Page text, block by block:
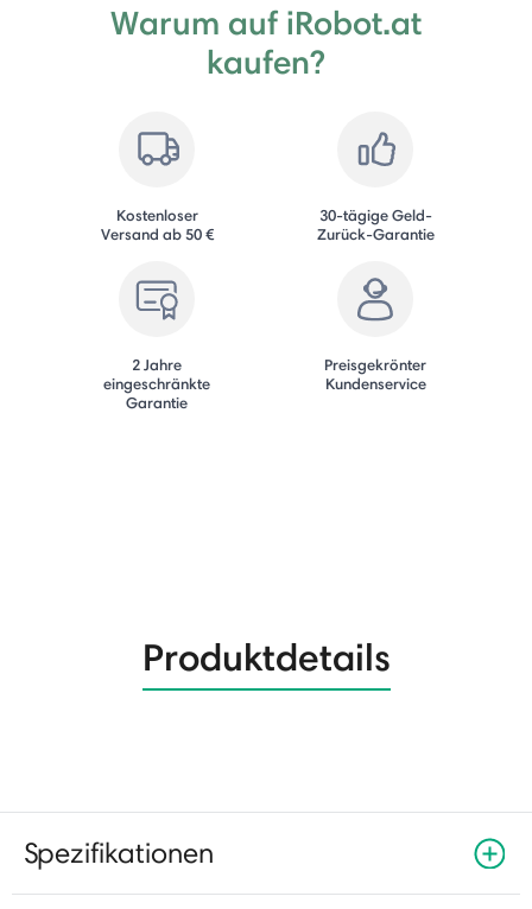
Warum auf iRobot.at
kaufen?
Kostenloser
Versand ab 50 €
30-tägige Geld-
Zurück-Garantie
2 Jahre
eingeschränkte
Garantie
Preisgekrönter
Kundenservice
Produktdetails
Spezifikationen